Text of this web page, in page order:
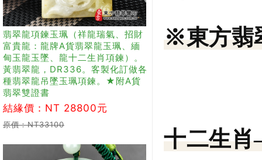
翡翠龍項鍊玉珮（祥龍瑞氣、招財
富貴龍：龍牌A貨翡翠龍玉珮、緬
甸玉龍玉墜、龍十二生肖項鍊）。
黃翡翠龍，DR336。客製化訂做各
種翡翠龍吊墜玉珮項鍊。★附A貨
翡翠雙證書
結緣價：NT 28800元
原價：NT33100
※東方翡
十二生肖